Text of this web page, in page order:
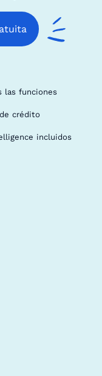
las funciones
crédito
incluidos